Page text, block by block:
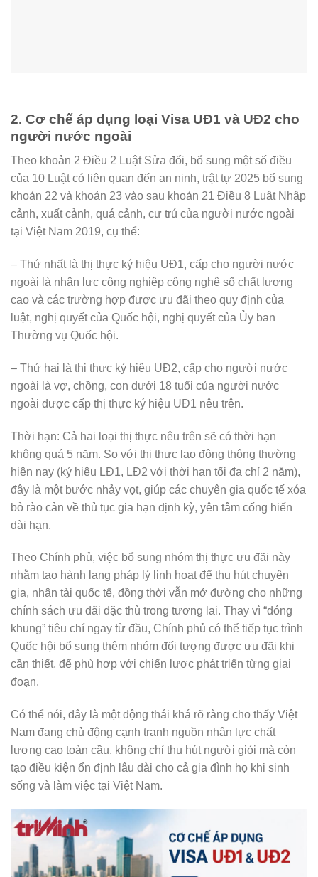
2. Cơ chế áp dụng loại Visa UĐ1 và UĐ2 cho
người nước ngoài
Theo khoản 2 Điều 2 Luật Sửa đổi, bổ sung một số điều
của 10 Luật có liên quan đến an ninh, trật tự 2025 bổ sung
khoản 22 và khoản 23 vào sau khoản 21 Điều 8 Luật Nhập
cảnh, xuất cảnh, quá cảnh, cư trú của người nước ngoài
tại Việt Nam 2019, cụ thể:
– Thứ nhất là thị thực ký hiệu UĐ1, cấp cho người nước
ngoài là nhân lực công nghiệp công nghệ số chất lượng
cao và các trường hợp được ưu đãi theo quy định của
luật, nghị quyết của Quốc hội, nghị quyết của Ủy ban
Thường vụ Quốc hội.
– Thứ hai là thị thực ký hiệu UĐ2, cấp cho người nước
ngoài là vợ, chồng, con dưới 18 tuổi của người nước
ngoài được cấp thị thực ký hiệu UĐ1 nêu trên.
Thời hạn: Cả hai loại thị thực nêu trên sẽ có thời hạn
không quá 5 năm. So với thị thực lao động thông thường
hiện nay (ký hiệu LĐ1, LĐ2 với thời hạn tối đa chỉ 2 năm),
đây là một bước nhảy vọt, giúp các chuyên gia quốc tế xóa
bỏ rào cản về thủ tục gia hạn định kỳ, yên tâm cống hiến
dài hạn.
Theo Chính phủ, việc bổ sung nhóm thị thực ưu đãi này
nhằm tạo hành lang pháp lý linh hoạt để thu hút chuyên
gia, nhân tài quốc tế, đồng thời vẫn mở đường cho những
chính sách ưu đãi đặc thù trong tương lai. Thay vì “đóng
khung” tiêu chí ngay từ đầu, Chính phủ có thể tiếp tục trình
Quốc hội bổ sung thêm nhóm đối tượng được ưu đãi khi
cần thiết, để phù hợp với chiến lược phát triển từng giai
đoạn.
Có thể nói, đây là một động thái khá rõ ràng cho thấy Việt
Nam đang chủ động cạnh tranh nguồn nhân lực chất
lượng cao toàn cầu, không chỉ thu hút người giỏi mà còn
tạo điều kiện ổn định lâu dài cho cả gia đình họ khi sinh
sống và làm việc tại Việt Nam.